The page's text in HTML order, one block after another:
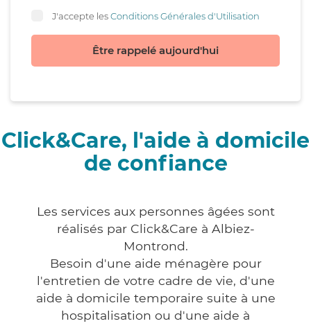
J'accepte lesConditions Générales d'Utilisation
Être rappelé aujourd'hui
Click&Care, l'aide à domicile
de confiance
Les services aux personnes âgées sont
réalisés par Click&Care à Albiez-
Montrond.
Besoin d'une aide ménagère pour
l'entretien de votre cadre de vie, d'une
aide à domicile temporaire suite à une
hospitalisation ou d'une aide à